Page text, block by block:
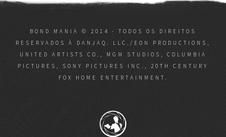
BOND MANIA © 2014 - TODOS OS DIREITOS
RESERVADOS À DANJAQ. LLC./EON PRODUCTIONS,
UNITED ARTISTS CO., MGM STUDIOS, COLUMBIA
PICTURES, SONY PICTURES INC., 20TH CENTURY
FOX HOME ENTERTAINMENT.